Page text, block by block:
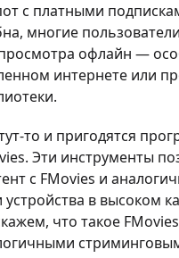
с платными
многие
офлайн —
интернете или
то и пригодятся
Эти инструменты
с FMovies и
устройства в высоком
что такое